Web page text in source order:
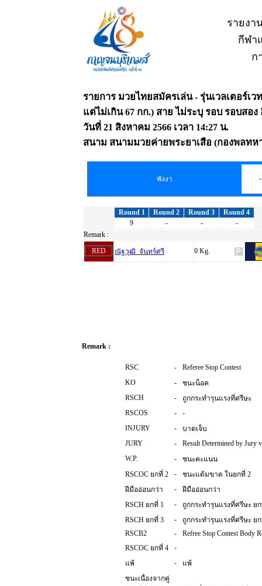
รายงา
กีฬา
ก
รายการ มวยไทยสมัครเล่น - รุ่นเวลเตอร์เ
แต่ไม่เกิน 67 กก.) สาย ไม่ระบุ รอบ รอบสอง
วันที่ 21 สิงหาคม 2566 เวลา 14:27 น.
สนาม สนามมวยค่ายพระยาเสือ (กองพลทห
พังงา -
Round 1 Round 2 Round 3
Round 4
9
- -
-
Remark :
RED
ณัฐวุฒิ จันทร์ศรี 0 Kg.
Remark :
RSC -
Referee Stop Contest
KO
-
ชนะน็อค
RSCH
-
ถูกกระทำรุนแรงที่ศรีษะ
RSCOS
-
-
INJURY
-
บาดเจ็บ
JURY
-
Result Determined by Jury
W.P.
-
ชนะคะแนน
RSCOC ยกที่ 2
-
ชนะแต้มขาด ในยกที่ 2
ฝีมืออ่อนกว่า
-
ฝีมืออ่อนกว่า
RSCH ยกที่ 1
-
ถูกกระทำรุนแรงที่ศรีษะ ย
RSCH ยกที่ 3
-
ถูกกระทำรุนแรงที่ศรีษะ ย
RSCB2
-
Refree Stop Contest Body
RSCOC ยกที่ 4
-
แพ้
-
แพ้
ชนะเนื่องจากคู่